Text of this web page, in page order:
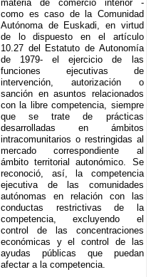
materia de comercio interior -
como es caso de la Comunidad
Autónoma de Euskadi, en virtud
de lo dispuesto en el artículo
10.27 del Estatuto de Autonomía
de 1979- el ejercicio de las
funciones ejecutivas de
intervención, autorización o
sanción en asuntos relacionados
con la libre competencia, siempre
que se trate de prácticas
desarrolladas en ámbitos
intracomunitarios o restringidas al
mercado correspondiente al
ámbito territorial autonómico. Se
reconoció, así, la competencia
ejecutiva de las comunidades
autónomas en relación con las
conductas restrictivas de la
competencia, excluyendo el
control de las concentraciones
económicas y el control de las
ayudas públicas que puedan
afectar a la competencia.